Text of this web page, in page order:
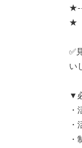
★
✅
い
▼
・
・